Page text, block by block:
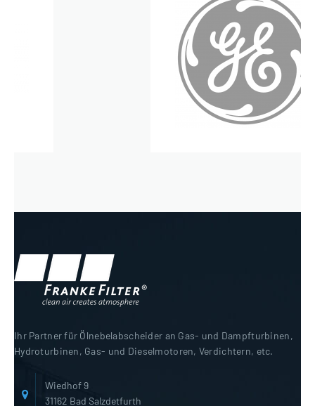
Ihr Partner für Ölnebelabscheider an Gas- und Dampfturbinen,
Hydroturbinen, Gas- und Dieselmotoren, Verdichtern, etc.
Wiedhof 9
31162 Bad Salzdetfurth